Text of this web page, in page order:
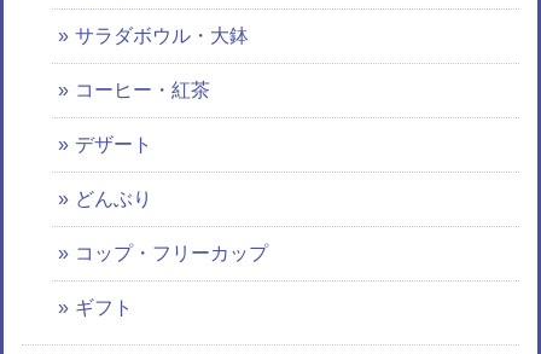
サラダボウル・大鉢
コーヒー・紅茶
デザート
どんぶり
コップ・フリーカップ
ギフト